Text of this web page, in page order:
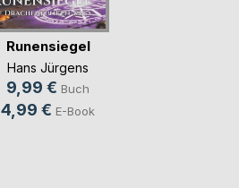
Runensiegel
Hans Jürgens
9,99 € Buch
4,99 € E-Book